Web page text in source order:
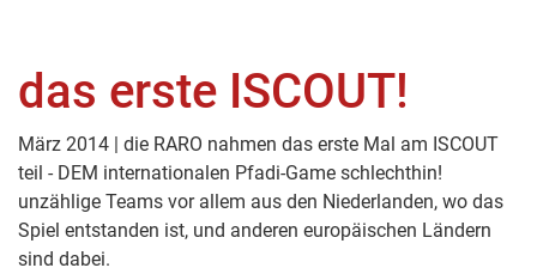
das erste ISCOUT!
März 2014 | die RARO nahmen das erste Mal am ISCOUT
teil - DEM internationalen Pfadi-Game schlechthin!
unzählige Teams vor allem aus den Niederlanden, wo das
Spiel entstanden ist, und anderen europäischen Ländern
sind dabei.